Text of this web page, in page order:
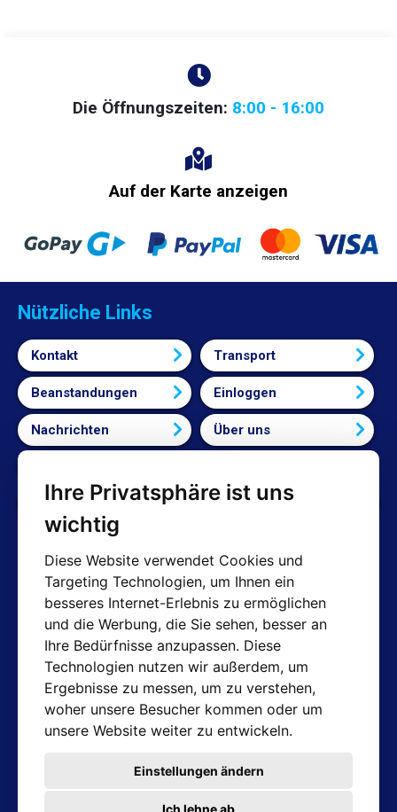
Ihre Privatsphäre ist uns
wichtig
Diese Website verwendet Cookies und
Targeting Technologien, um Ihnen ein
besseres Internet-Erlebnis zu ermöglichen
und die Werbung, die Sie sehen, besser an
Ihre Bedürfnisse anzupassen. Diese
Technologien nutzen wir außerdem, um
Ergebnisse zu messen, um zu verstehen,
woher unsere Besucher kommen oder um
unsere Website weiter zu entwickeln.
Ich lehne ab
Einstellungen ändern
Die Öffnungszeiten: 8:00 - 16:00
Auf der Karte anzeigen
Nützliche Links
Kontakt Transport
Beanstandungen Einloggen
Nachrichten Über uns
Cookie-Einstellungen bearbeiten
AT-Kontakte
Shop: info@hotair.cz
+420 603 357 606 (Nur Englisch)
Mo-Fr: 7:30 – 15:00
Technische Abteilung: servis@hotair.cz
Ausgabe von Waren
(Tschechische Republik - Ostrava)